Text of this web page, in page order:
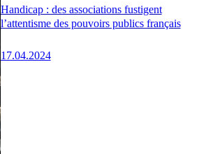
Handicap : des associations fustigent
l’attentisme des pouvoirs publics français
17.04.2024